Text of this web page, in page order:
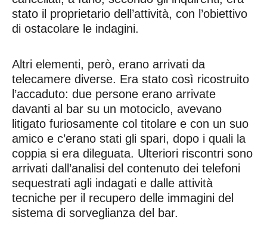
stato il proprietario dell’attività, con l’obiettivo
di ostacolare le indagini.
Altri elementi, però, erano arrivati da
telecamere diverse. Era stato così ricostruito
l’accaduto: due persone erano arrivate
davanti al bar su un motociclo, avevano
litigato furiosamente col titolare e con un suo
amico e c’erano stati gli spari, dopo i quali la
coppia si era dileguata. Ulteriori riscontri sono
arrivati dall’analisi del contenuto dei telefoni
sequestrati agli indagati e dalle attività
tecniche per il recupero delle immagini del
sistema di sorveglianza del bar.